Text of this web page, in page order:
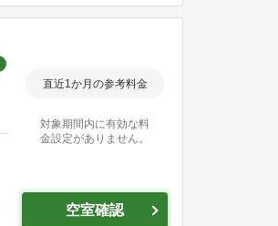
直近1か月の参考料金
対象期間内に有効な料
金設定がありません。
空室確認